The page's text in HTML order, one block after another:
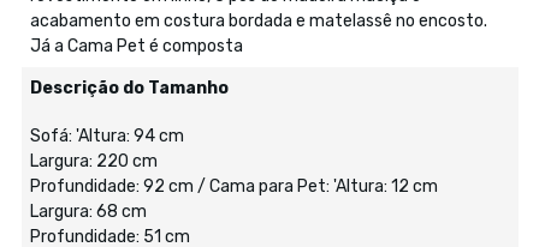
acabamento em costura bordada e matelassê no encosto.
Já a Cama Pet é composta
Descrição do Tamanho
Sofá: 'Altura: 94 cm
Largura: 220 cm
Profundidade: 92 cm / Cama para Pet: 'Altura: 12 cm
Largura: 68 cm
Profundidade: 51 cm